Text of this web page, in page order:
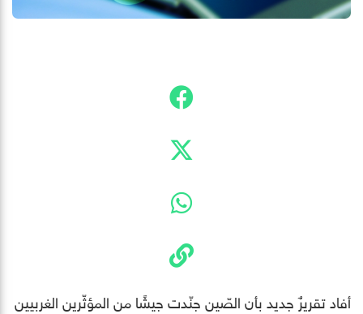
أفاد تقريرٌ جديد بأن الصّين جنّدت جيشًا من المؤثّرين الغربيين